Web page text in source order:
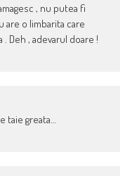
, nu putea fi
are o limbarita care
Deh , adevarul doare !
taie greata…